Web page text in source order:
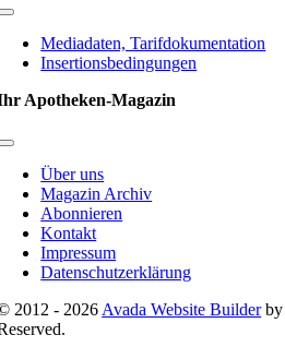
Toggle
NavigationMediadaten, Tarifdokumentation
Insertionsbedingungen
Apotheken-Magazin
Toggle
NavigationÜber uns
Magazin Archiv
Abonnieren
Kontakt
Impressum
Datenschutzerklärung
2012 - 2026 Avada Website Builder